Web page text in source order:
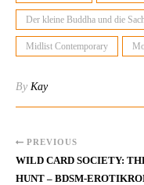
Der kleine Buddha und die
Midlist Contemporary
By Kay
PREVIOUS
WILD CARD SOCIETY:
HUNT – BDSM-